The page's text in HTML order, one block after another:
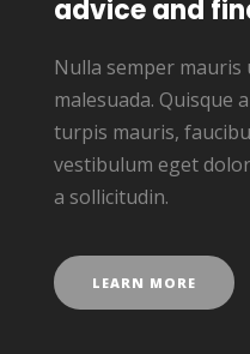
advice and
Nulla semper mauris
malesuada. Quisque
turpis mauris,
vestibulum eget
a sollicitudin.
LEARN MORE